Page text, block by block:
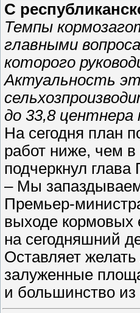
С
Темпы
главными
которого
Актуальность
до 33,8 центнера
На сегодня план
работ ниже, чем
подчеркнул
– Мы запаздываем
Премьер-
выходе кормовых
на сегодняшний
Оставляет
залуженные
и большинство из